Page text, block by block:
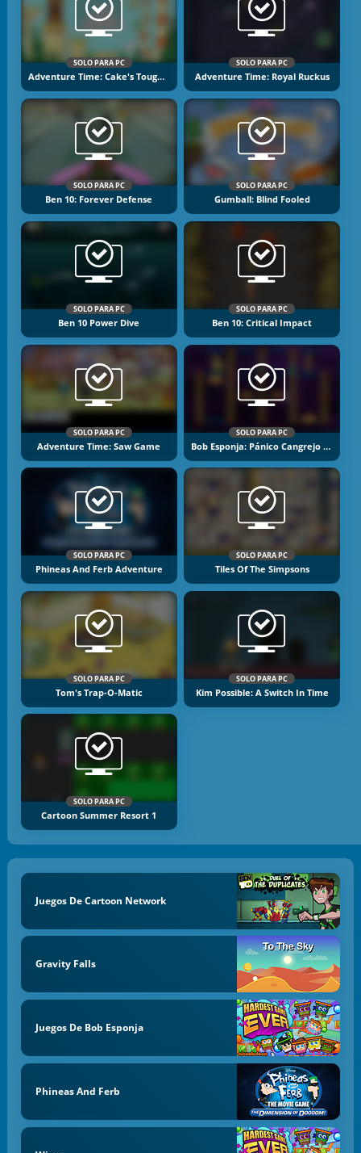
SOLO PARA PC
Adventure Time: Cake's Tough Break 2
SOLO PARA PC
Adventure Time: Royal Ruckus
SOLO PARA PC
Ben 10: Forever Defense
SOLO PARA PC
Gumball: Blind Fooled
SOLO PARA PC
Ben 10 Power Dive
SOLO PARA PC
Ben 10: Critical Impact
SOLO PARA PC
Adventure Time: Saw Game
SOLO PARA PC
Bob Esponja: Pánico Cangrejo Burger
SOLO PARA PC
Phineas And Ferb Adventure
SOLO PARA PC
Tiles Of The Simpsons
SOLO PARA PC
Tom's Trap-O-Matic
SOLO PARA PC
Kim Possible: A Switch In Time
SOLO PARA PC
Cartoon Summer Resort 1
Juegos De Cartoon Network
Gravity Falls
Juegos De Bob Esponja
Phineas And Ferb